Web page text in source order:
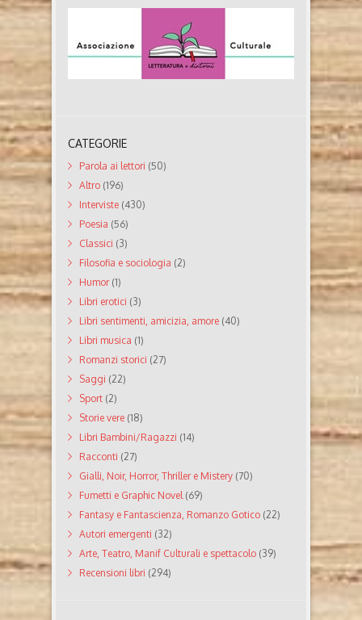
CATEGORIE
Parola ai lettori (50)
Altro (196)
Interviste (430)
Poesia (56)
Classici (3)
Filosofia e sociologia (2)
Humor(1)
Libri erotici (3)
Libri sentimenti, amicizia, amore (40)
Libri musica (1)
Romanzi storici (27)
Saggi (22)
Sport (2)
Storie vere (18)
Libri Bambini/Ragazzi (14)
Racconti (27)
Gialli, Noir, Horror, Thriller e Mistery (70)
Fumetti e Graphic Novel(69)
Fantasy e Fantascienza, Romanzo Gotico (22)
Autori emergenti (32)
Arte, Teatro, Manif Culturali e spettacolo (39)
Recensioni libri (294)